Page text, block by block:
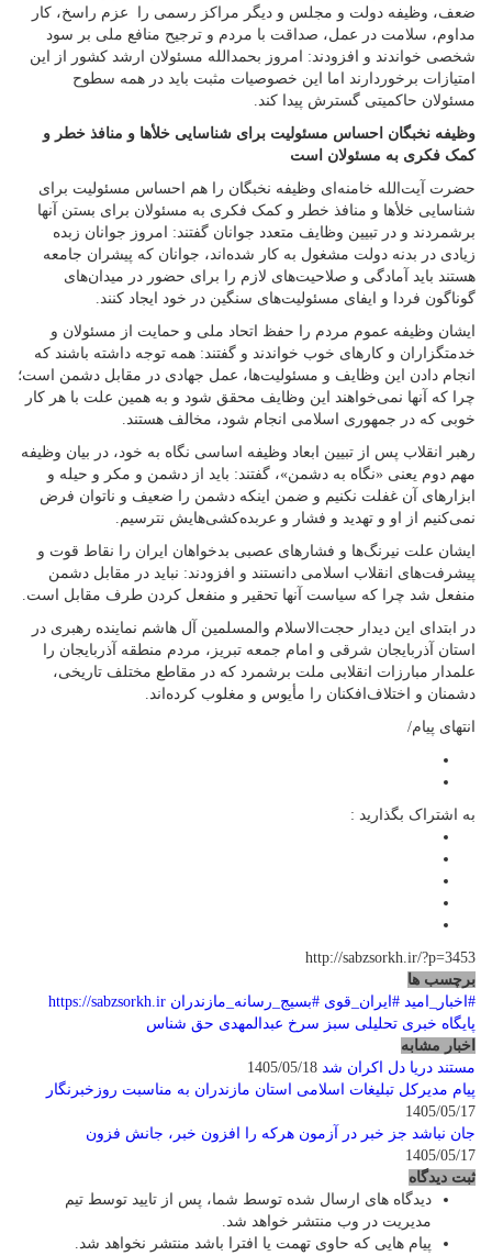
ضعف، وظیفه دولت و مجلس و دیگر مراکز رسمی را عزم راسخ، کار
مداوم، سلامت در عمل، صداقت با مردم و ترجیح منافع ملی بر سود
شخصی خواندند و افزودند: امروز بحمدالله مسئولان ارشد کشور از این
امتیازات برخوردارند اما این خصوصیات مثبت باید در همه سطوح
مسئولان حاکمیتی گسترش پیدا کند.
وظیفه نخبگان احساس مسئولیت برای شناسایی خلأها و منافذ خطر و
کمک فکری به مسئولان است
حضرت آیت‌الله خامنه‌ای وظیفه نخبگان را هم احساس مسئولیت برای
شناسایی خلأها و منافذ خطر و کمک فکری به مسئولان برای بستن آنها
برشمردند و در تبیین وظایف متعدد جوانان گفتند: امروز جوانان زبده
زیادی در بدنه دولت مشغول به کار شده‌اند، جوانان که پیشران جامعه
هستند باید آمادگی و صلاحیت‌های لازم را برای حضور در میدان‌های
گوناگون فردا و ایفای مسئولیت‌های سنگین در خود ایجاد کنند.
ایشان وظیفه عموم مردم را حفظ اتحاد ملی و حمایت از مسئولان و
خدمتگزاران و کارهای خوب خواندند و گفتند: همه توجه داشته باشند که
انجام دادن این وظایف و مسئولیت‌ها، عمل جهادی در مقابل دشمن است؛
چرا که آنها نمی‌خواهند این وظایف محقق شود و به همین علت با هر کار
خوبی که در جمهوری اسلامی انجام شود، مخالف هستند.
رهبر انقلاب پس از تبیین ابعاد وظیفه اساسی نگاه به خود، در بیان وظیفه
مهم دوم یعنی «نگاه به دشمن»، گفتند: باید از دشمن و مکر و حیله و
ابزارهای آن غفلت نکنیم و ضمن اینکه دشمن را ضعیف و ناتوان فرض
نمی‌کنیم از او و تهدید و فشار و عربده‌کشی‌هایش نترسیم.
ایشان علت نیرنگ‌ها و فشارهای عصبی بدخواهان ایران را نقاط قوت و
پیشرفت‌های انقلاب اسلامی دانستند و افزودند: نباید در مقابل دشمن
منفعل شد چرا که سیاست آنها تحقیر و منفعل کردن طرف مقابل است.
در ابتدای این دیدار حجت‌الاسلام والمسلمین آل هاشم نماینده رهبری در
استان آذربایجان شرقی و امام جمعه تبریز، مردم منطقه آذربایجان را
علمدار مبارزات انقلابی ملت برشمرد که در مقاطع مختلف تاریخی،
دشمنان و اختلاف‌افکنان را مأیوس و مغلوب کرده‌اند.
انتهای پیام/
به اشتراک بگذارید :
http://sabzsorkh.ir/?p=3453
برچسب ها
#اخبار_امید #ایران_قوی #بسیج_رسانه_مازندران https://sabzsorkh.ir
پایگاه خبری تحلیلی سبز سرخ عبدالمهدی حق شناس
اخبار مشابه
مستند دریا دل اکران شد
پیام مدیرکل تبلیغات اسلامی استان مازندران به مناسبت روزخبرنگار
1405/05/17
جان نباشد جز خبر در آزمون هرکه را افزون خبر، جانش فزون
1405/05/17
ثبت دیدگاه
دیدگاه های ارسال شده توسط شما، پس از تایید توسط تیم
مدیریت در وب منتشر خواهد شد.
پیام هایی که حاوی تهمت یا افترا باشد منتشر نخواهد شد.